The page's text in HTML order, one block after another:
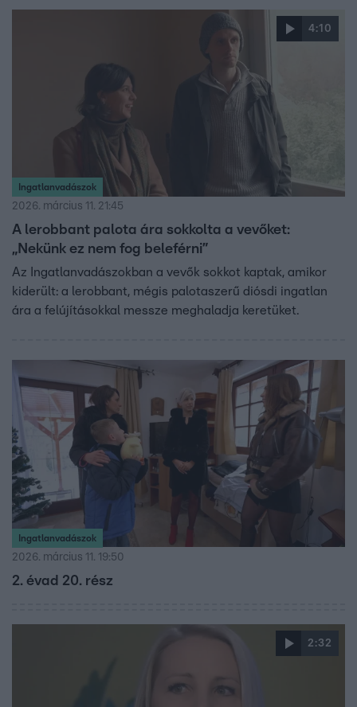
4:10
Ingatlanvadászok
2026. március 11. 21:45
A lerobbant palota ára sokkolta a vevőket:
„Nekünk ez nem fog beleférni”
Az Ingatlanvadászokban a vevők sokkot kaptak, amikor
kiderült: a lerobbant, mégis palotaszerű diósdi ingatlan
ára a felújításokkal messze meghaladja keretüket.
Ingatlanvadászok
2026. március 11. 19:50
2. évad 20. rész
2:32